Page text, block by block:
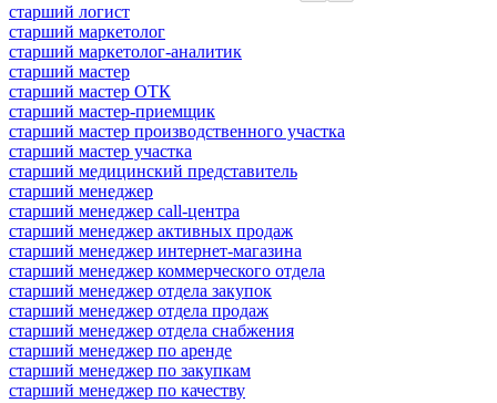
старший логист
старший маркетолог
старший маркетолог-аналитик
старший мастер
старший мастер ОТК
старший мастер-приемщик
старший мастер производственного участка
старший мастер участка
старший медицинский представитель
старший менеджер
старший менеджер call-центра
старший менеджер активных продаж
старший менеджер интернет-магазина
старший менеджер коммерческого отдела
старший менеджер отдела закупок
старший менеджер отдела продаж
старший менеджер отдела снабжения
старший менеджер по аренде
старший менеджер по закупкам
старший менеджер по качеству